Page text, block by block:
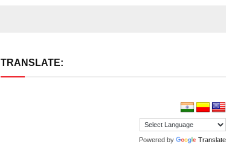
TRANSLATE:
Powered by Translate